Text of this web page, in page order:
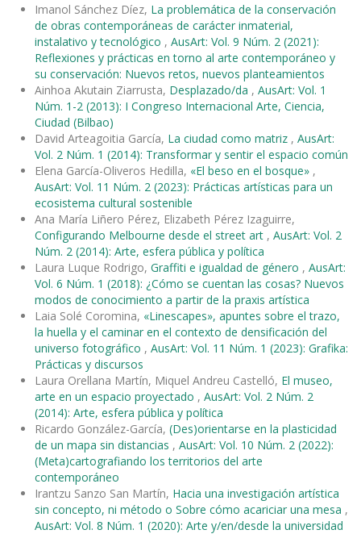
Imanol Sánchez Díez, La problemática de la conservación
de obras contemporáneas de carácter inmaterial,
instalativo y tecnológico , AusArt: Vol. 9 Núm. 2 (2021):
Reflexiones y prácticas en torno al arte contemporáneo y
su conservación: Nuevos retos, nuevos planteamientos
Ainhoa Akutain Ziarrusta, Desplazado/da , AusArt: Vol. 1
Núm. 1-2 (2013): I Congreso Internacional Arte, Ciencia,
Ciudad (Bilbao)
David Arteagoitia García, La ciudad como matriz , AusArt:
Vol. 2 Núm. 1 (2014): Transformar y sentir el espacio común
Elena García-Oliveros Hedilla, «El beso en el bosque» ,
AusArt: Vol. 11 Núm. 2 (2023): Prácticas artísticas para un
ecosistema cultural sostenible
Ana María Liñero Pérez, Elizabeth Pérez Izaguirre,
Configurando Melbourne desde el street art , AusArt: Vol. 2
Núm. 2 (2014): Arte, esfera pública y política
Laura Luque Rodrigo, Graffiti e igualdad de género , AusArt:
Vol. 6 Núm. 1 (2018): ¿Cómo se cuentan las cosas? Nuevos
modos de conocimiento a partir de la praxis artística
Laia Solé Coromina, «Linescapes», apuntes sobre el trazo,
la huella y el caminar en el contexto de densificación del
universo fotográfico , AusArt: Vol. 11 Núm. 1 (2023): Grafika:
Prácticas y discursos
Laura Orellana Martín, Miquel Andreu Castelló, El museo,
arte en un espacio proyectado , AusArt: Vol. 2 Núm. 2
(2014): Arte, esfera pública y política
Ricardo González-García, (Des)orientarse en la plasticidad
de un mapa sin distancias , AusArt: Vol. 10 Núm. 2 (2022):
(Meta)cartografiando los territorios del arte
contemporáneo
Irantzu Sanzo San Martín, Hacia una investigación artística
sin concepto, ni método o Sobre cómo acariciar una mesa ,
AusArt: Vol. 8 Núm. 1 (2020): Arte y/en/desde la universidad